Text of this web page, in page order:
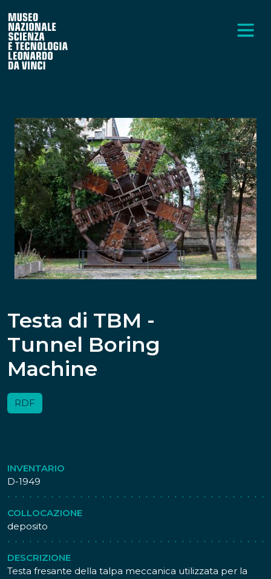
Testa di TBM -
Tunnel Boring
Machine
RDF
INVENTARIO
D-1949
COLLOCAZIONE
deposito
DESCRIZIONE
Testa fresante della talpa meccanica utilizzata per la